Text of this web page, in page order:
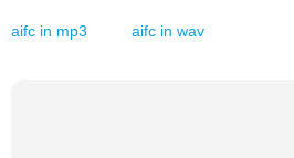
aifc in mp3 aifc in wav